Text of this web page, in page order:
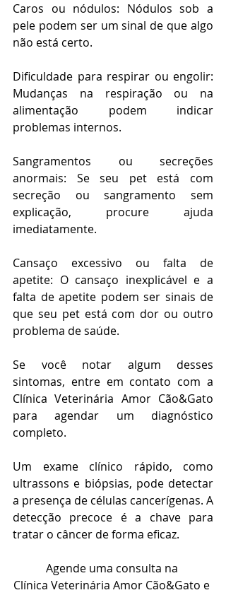
Caros ou nódulos: Nódulos sob a
pele podem ser um sinal de que algo
não está certo.
Dificuldade para respirar ou engolir:
Mudanças na respiração ou na
alimentação podem indicar
problemas internos.
Sangramentos ou secreções
anormais: Se seu pet está com
secreção ou sangramento sem
explicação, procure ajuda
imediatamente.
Cansaço excessivo ou falta de
apetite: O cansaço inexplicável e a
falta de apetite podem ser sinais de
que seu pet está com dor ou outro
problema de saúde.
Se você notar algum desses
sintomas, entre em contato com a
Clínica Veterinária Amor Cão&Gato
para agendar um diagnóstico
completo.
Um exame clínico rápido, como
ultrassons e biópsias, pode detectar
a presença de células cancerígenas. A
detecção precoce é a chave para
tratar o câncer de forma eficaz.
Agende uma consulta na
Clínica Veterinária Amor Cão&Gato e